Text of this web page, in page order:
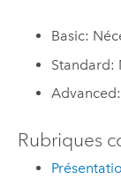
Basic:
Standard:
Rubriques